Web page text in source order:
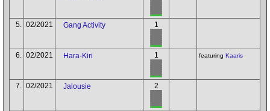
5. 02/2021 Gang Activity 1
6. 02/2021 Hara-Kiri 1 featuring Kaaris
7. 02/2021 Jalousie 2